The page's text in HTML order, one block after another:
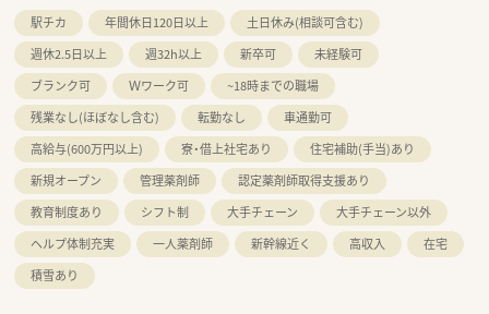
駅チカ 年間休日120日以上
土日休み(相談可含む)
週休2.5日以上
週32h以上 新卒可
未経験可
ブランク可
Ｗワーク可
~18時までの職場
残業なし(ほぼなし含む)
転勤なし
車通勤可
高給与(600万円以上)
寮・借上社宅あり
住宅補助(手当)あり
新規オープン
管理薬剤師
認定薬剤師取得支援あり
教育制度あり
シフト制 大手チェーン
大手チェーン以外
ヘルプ体制充実
一人薬剤師 新幹線近く 高収入
在宅
積雪あり